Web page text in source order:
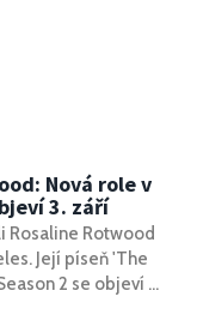
ale také mnoho
živě na TV
přenos po
Nová role v
3. září
Rosaline Rotwood
Její píseň 'The
2 se objeví 3.